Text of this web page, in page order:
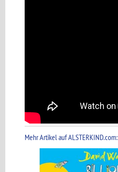
Mehr Artikel auf ALSTERKIND.com: